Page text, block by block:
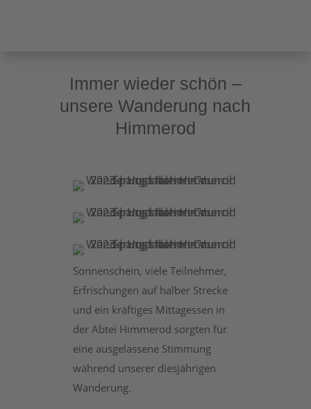
Immer wieder schön –
unsere Wanderung nach
Himmerod
Sonnenschein, viele Teilnehmer,
Erfrischungen auf halber Strecke
und ein kräftiges Mittagessen in
der Abtei Himmerod sorgten für
eine ausgelassene Stimmung
während unserer diesjährigen
Wanderung.